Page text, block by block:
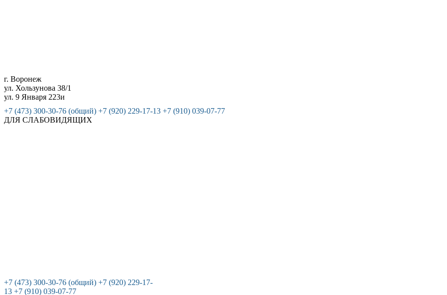
г. Воронеж
ул. Хользунова 38/1
ул. 9 Января 223и
+7 (473) 300-30-76 (общий) +7 (920) 229-17-13 +7 (910) 039-07-77
ДЛЯ СЛАБОВИДЯЩИХ
+7 (473) 300-30-76 (общий) +7 (920) 229-17-
13 +7 (910) 039-07-77